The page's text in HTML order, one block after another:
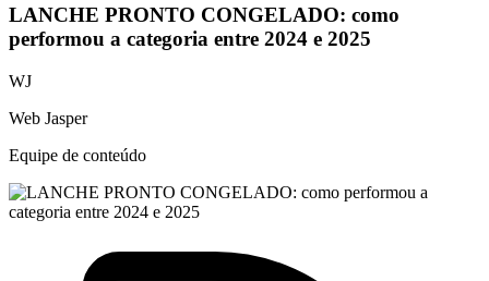
LANCHE PRONTO CONGELADO: como
performou a categoria entre 2024 e 2025
WJ
Web Jasper
Equipe de conteúdo